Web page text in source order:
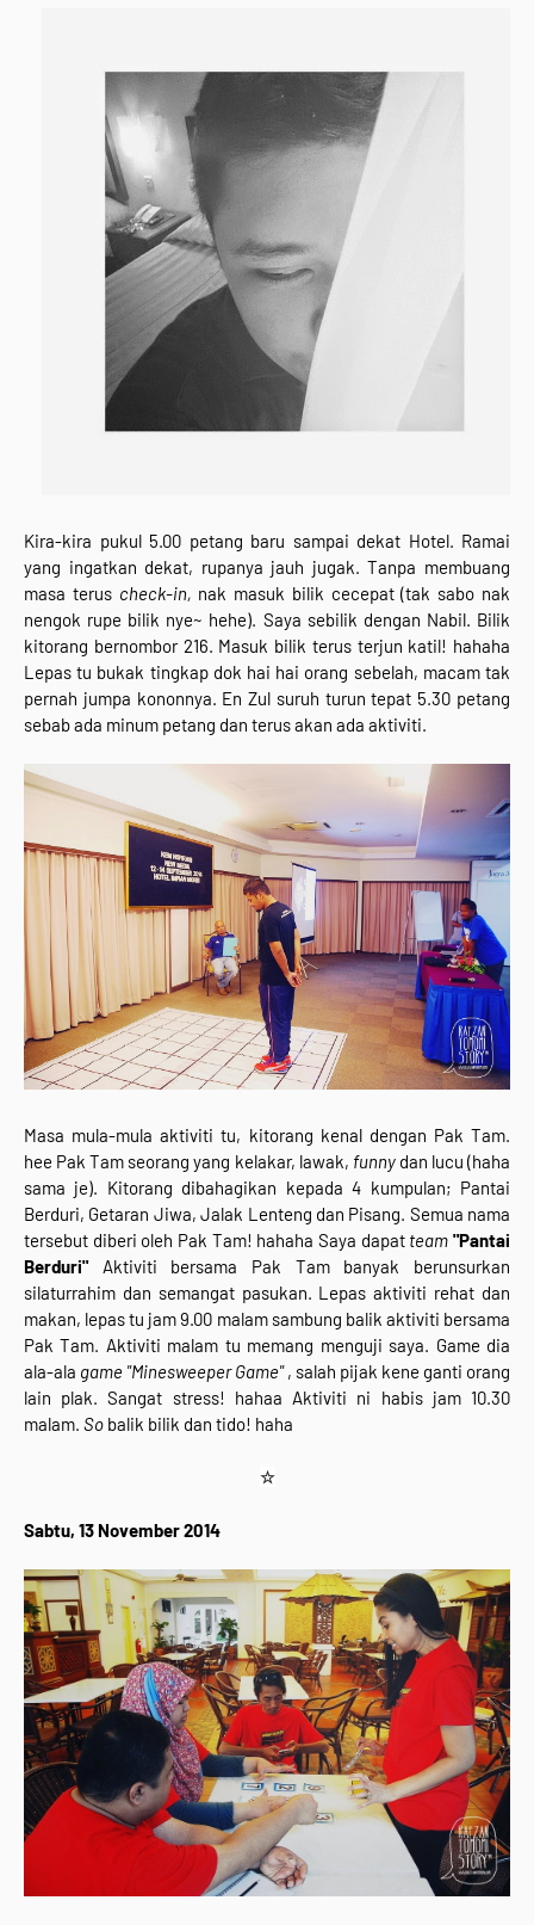
Kira-kira pukul 5.00 petang baru sampai dekat Hotel. Ramai
yang ingatkan dekat, rupanya jauh jugak. Tanpa membuang
masa terus check-in, nak masuk bilik cecepat (tak sabo nak
nengok rupe bilik nye~ hehe). Saya sebilik dengan Nabil. Bilik
kitorang bernombor 216. Masuk bilik terus terjun katil! hahaha
Lepas tu bukak tingkap dok hai hai orang sebelah, macam tak
pernah jumpa kononnya. En Zul suruh turun tepat 5.30 petang
sebab ada minum petang dan terus akan ada aktiviti.
Masa mula-mula aktiviti tu, kitorang kenal dengan Pak Tam.
hee Pak Tam seorang yang kelakar, lawak, funnydan lucu (haha
sama je). Kitorang dibahagikan kepada 4 kumpulan; Pantai
Berduri, Getaran Jiwa, Jalak Lenteng dan Pisang. Semua nama
tersebut diberi oleh Pak Tam! hahaha Saya dapat team "Pantai
Berduri"Aktiviti bersama Pak Tam banyak berunsurkan
silaturrahim dan semangat pasukan. Lepas aktiviti rehat dan
makan, lepas tu jam 9.00 malam sambung balik aktiviti bersama
Pak Tam. Aktiviti malam tu memang menguji saya. Game dia
ala-ala game "Minesweeper Game", salah pijak kene ganti orang
lain plak. Sangat stress! hahaa Aktiviti ni habis jam 10.30
malam. So balik bilik dan tido! haha
☆
Sabtu, 13 November 2014